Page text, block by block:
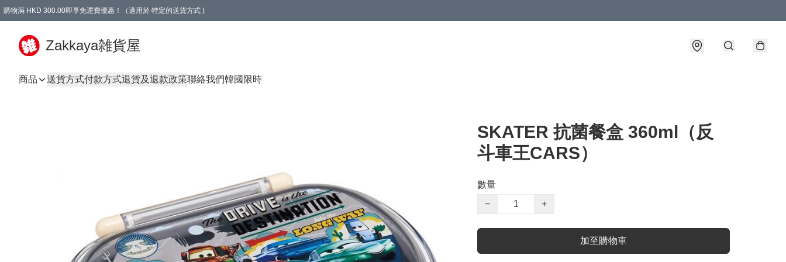
購物滿 HKD 300.00即享免運費優惠！（適用於 特定的送貨方式 )
Zakkaya雑貨屋
商品 送貨方式付款方式退貨及退款政策聯絡我們韓國限時
SKATER 抗菌餐盒 360ml（反
斗車王CARS）
數量
−
+
加至購物車